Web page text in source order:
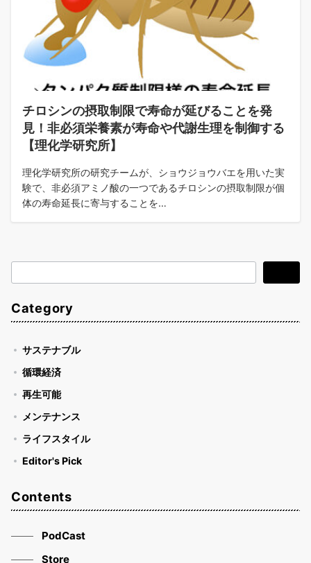
チロシンの摂取制限で寿命が延びることを発
見！非必須栄養素が寿命や代謝生理を制御する
【理化学研究所】
理化学研究所の研究チームが、ショウジョウバエを用いた実
験で、非必須アミノ酸の一つであるチロシンの摂取制限が個
体の寿命延長に寄与することを…
索
Category
サステナブル
循環経済
再生可能
メンテナンス
ライフスタイル
Editor's Pick
Contents
PodCast
Store